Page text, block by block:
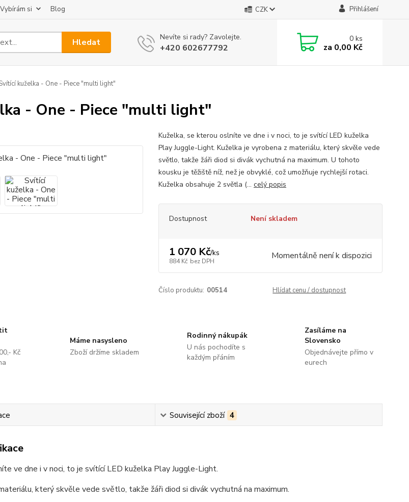
Vybírám si Blog CZK Přihlášení
Hledat Nevíte si rady? Zavolejte.
+420 602677792
0ks
za 0,00 Kč
kuželka - One - Piece "multi light"
- One - Piece "multi light"
Kuželka, se kterou oslníte ve dne i v noci, to je svítící LED kuželka
Play Juggle-Light. Kuželka je vyrobena z materiálu, který skvěle vede
světlo, takže žáři diod si divák vychutná na maximum. U tohoto
kousku je těžiště níž, než je obvyklé, což umožňuje rychlejší rotaci.
Kuželka obsahuje 2 světla (... celý popis
Dostupnost Není skladem
1 070 Kč/ks
884 Kč bez DPH Momentálně není k dispozici
Číslo produktu: 00514 Hlídat cenu / dostupnost
Kč
Máme nasysleno
Zboží držíme skladem
Rodinný nákupák
U nás pochodíte s
každým přáním
Zasíláme na
Slovensko
Objednávejte přímo v
eurech
Související zboží 4
ve dne i v noci, to je svítící LED kuželka Play Juggle-Light.
který skvěle vede světlo, takže žáři diod si divák vychutná na maximum.